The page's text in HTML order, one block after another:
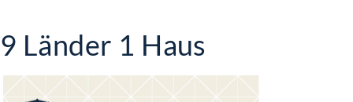
9 Länder 1 Haus